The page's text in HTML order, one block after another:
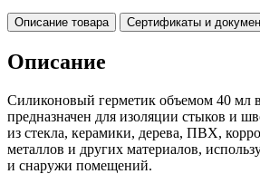
Описание товара Сертификаты и
Описание
Силиконовый герметик объемом 40 мл
предназначен для изоляции стыков и
из стекла, керамики, дерева, ПВХ,
металлов и других материалов,
и снаружи помещений.